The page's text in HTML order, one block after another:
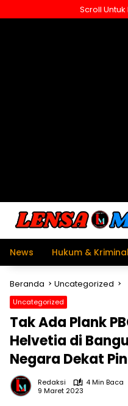
ke
Scroll
News Hukum & Kriminal
Beranda Uncategorized
Uncategorized
Tak Ada Plank
Helvetia di
Negara Dekat
Redaksi
4 Min Baca
9 Maret 2023